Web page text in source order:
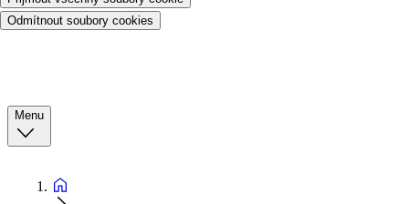
Odmítnout soubory cookies
Menu